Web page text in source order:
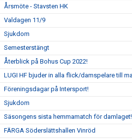
Årsmöte - Stavsten HK
Valdagen 11/9
Sjukdom
Semesterstängt
Återblick på Bohus Cup 2022!
LUGI HF bjuder in alla flick/damspelare till
Föreningsdagar på Intersport!
Sjukdom
Säsongens sista hemmamatch för damlaget!
FÄRGA Söderslättshallen Vinröd